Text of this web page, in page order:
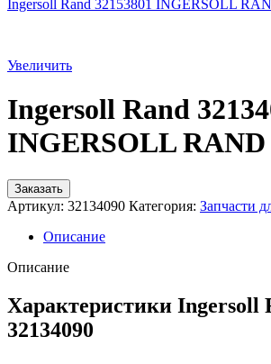
Ingersoll Rand 32153801 INGERSOLL
Увеличить
Ingersoll Rand
INGERSOLL RAND
Заказать
Артикул: 32134090 Категория: Запчасти
Описание
Описание
Характеристики
32134090